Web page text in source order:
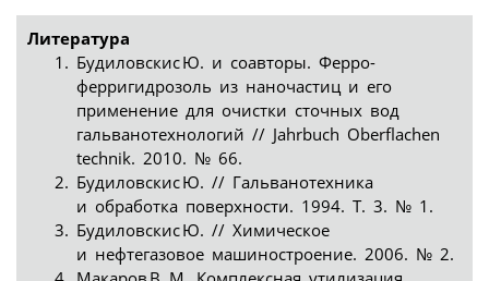
Литература
Будиловскис Ю. и соавторы. Ферро-
ферригидрозоль из наночастиц и его
применение для очистки сточных вод
гальванотехнологий // Jahrbuch Oberflachen
technik. 2010. № 66.
Будиловскис Ю. // Гальванотехника
и обработка поверхности. 1994. Т. 3. № 1.
Будиловскис Ю. // Химическое
и нефтегазовое машиностроение. 2006. № 2.